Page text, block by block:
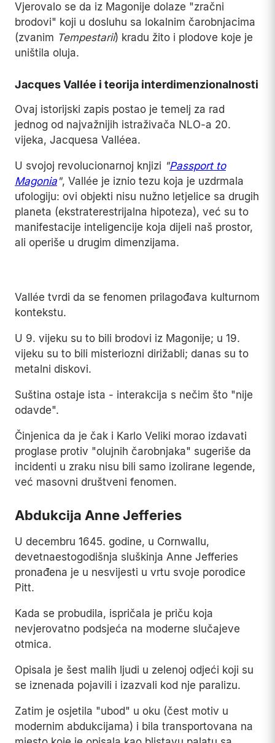
Vjerovalo se da iz Magonije dolaze "zračni
brodovi" koji u dosluhu sa lokalnim čarobnjacima
(zvanim Tempestarii) kradu žito i plodove koje je
uništila oluja.
Jacques Vallée i teorija interdimenzionalnosti
Ovaj istorijski zapis postao je temelj za rad
jednog od najvažnijih istraživača NLO-a 20.
vijeka, Jacquesa Valléea.
U svojoj revolucionarnoj knjizi "Passport to
Magonia ", Vallée je iznio tezu koja je uzdrmala
ufologiju: ovi objekti nisu nužno letjelice sa drugih
planeta (ekstraterestrijalna hipoteza), već su to
manifestacije inteligencije koja dijeli naš prostor,
ali operiše u drugim dimenzijama.
Vallée tvrdi da se fenomen prilagođava kulturnom
kontekstu.
U 9. vijeku su to bili brodovi iz Magonije; u 19.
vijeku su to bili misteriozni dirižabli; danas su to
metalni diskovi.
Suština ostaje ista - interakcija s nečim što "nije
odavde".
Činjenica da je čak i Karlo Veliki morao izdavati
proglase protiv "olujnih čarobnjaka" sugeriše da
incidenti u zraku nisu bili samo izolirane legende,
već masovni društveni fenomen.
Abdukcija Anne Jefferies
U decembru 1645. godine, u Cornwallu,
devetnaestogodišnja sluškinja Anne Jefferies
pronađena je u nesvijesti u vrtu svoje porodice
Pitt.
Kada se probudila, ispričala je priču koja
nevjerovatno podsjeća na moderne slučajeve
otmica.
Opisala je šest malih ljudi u zelenoj odjeći koji su
se iznenada pojavili i izazvali kod nje paralizu.
Zatim je osjetila "ubod" u oku (čest motiv u
modernim abdukcijama) i bila transportovana na